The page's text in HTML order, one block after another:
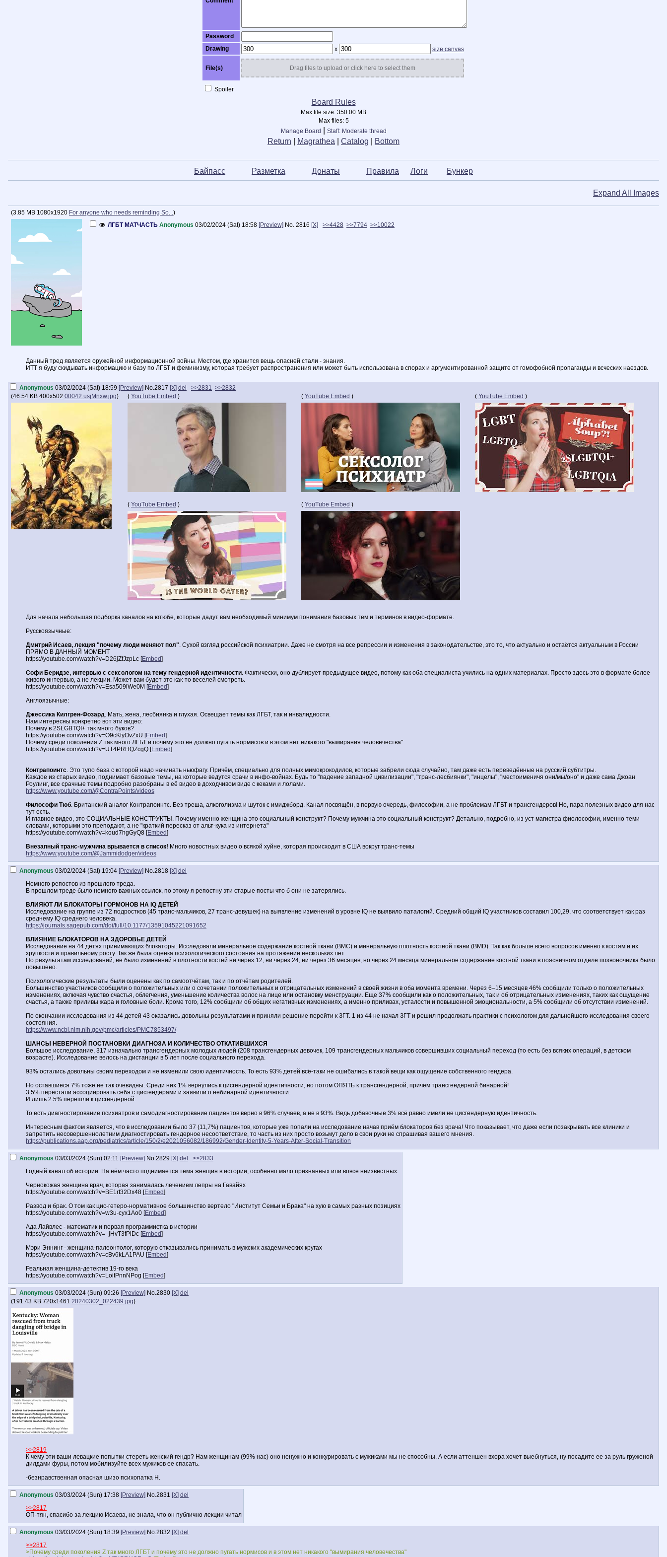
Password
Drawing
x size canvas
File(s) Drag files to upload or click here to select them
Spoiler
Board Rules
Max file size: 350.00 MB
Max files: 5
Manage Board
Staff: Moderate thread
Return Magrathea Catalog Bottom
Байпасс Разметка Донаты Правила Логи Бункер
Expand All Images
(3.85 MB 1080x1920 For anyone who needs reminding So...)
ЛГБТ МАТЧАСТЬ Anonymous 03/02/2024 (Sat) 18:58 [Preview] No. 2816 [X] >>4428 >>7794 >>10022
Данный тред является оружейной информационной войны. Местом, где хранится вещь опасней стали - знания.
ИТТ я буду скидывать информацию и базу по ЛГБТ и феминизму, которая требует распространения или может быть использована в спорах и аргументированной защите от гомофобной пропаганды и всческих наездов.
Anonymous 03/02/2024 (Sat) 18:59 [Preview] No.2817 [X] del >>2831 >>2832
(46.54 KB 400x502 00042.usjMnxw.jpg) ( YouTube Embed ) ( YouTube Embed ) ( YouTube Embed )
( YouTube Embed ) ( YouTube Embed )
Для начала небольшая подборка каналов на ютюбе, которые дадут вам необходимый минимум понимания базовых тем и терминов в видео-формате.
Русскоязычные:
Дмитрий Исаев, лекция "почему люди меняют пол". Сухой взгляд российской психиатрии. Даже не смотря на все репрессии и изменения в законодательстве, это то, что актуально и остаётся актуальным в России
ПРЯМО В ДАННЫЙ МОМЕНТ
https://youtube.com/watch?v=D26jZfJzpLc [Embed]
Софи Беридзе, интервью с сексологом на тему гендерной идентичности. Фактически, оно дублирует предыдущее видео, потому как оба специалиста учились на одних материалах. Просто здесь это в формате более
живого интервью, а не лекции. Может вам будет это как-то веселей смотреть.
https://youtube.com/watch?v=Esa509lWe0M [Embed]
Англоязычные:
Джессика Килгрен-Фозард. Мать, жена, лесбиянка и глухая. Освещает темы как ЛГБТ, так и инвалидности.
Нам интересны конкретно вот эти видео:
Почему в 2SLGBTQI+ так много буков?
https://youtube.com/watch?v=O9cKtyOvZxU [Embed]
Почему среди поколения Z так много ЛГБТ и почему это не должно пугать нормисов и в этом нет никакого "вымирания человечества"
https://youtube.com/watch?v=UT4PRHQZcgQ [Embed]
Контрапоинтс. Это тупо база с которой надо начинать ньюфагу. Причём, специально для полных мимокрокодилов, которые забрели сюда случайно, там даже есть переведённые на русский субтитры.
Каждое из старых видео, поднимает базовые темы, на которые ведутся срачи в инфо-войнах. Будь то "падение западной цивилизации", "транс-лесбиянки", "инцелы", "местоименичя они/мы/оно" и даже сама Джоан
Роулинг, все срачные темы подробно разобраны в её видео в доходчивом виде с кеками и лолами.
https://www.youtube.com/@ContraPoints/videos
Философи Тюб. Британский аналог Контрапоинтс. Без треша, алкоголизма и шуток с имиджборд. Канал посвящён, в первую очередь, философии, а не проблемам ЛГБТ и трансгендеров! Но, пара полезных видео для нас
тут есть.
И главное видео, это СОЦИАЛЬНЫЕ КОНСТРУКТЫ. Почему именно женщина это социальный конструкт? Почему мужчина это социальный конструкт? Детально, подробно, из уст магистра фиолософии, именно теми
словами, которыми это преподают, а не "краткий пересказ от альт-кука из интернета"
https://youtube.com/watch?v=koud7hgGyQ8 [Embed]
Внезапный транс-мужчина врывается в список! Много новостных видео о всякой хуйне, которая происходит в США вокруг транс-темы
https://www.youtube.com/@Jammidodger/videos
Anonymous 03/02/2024 (Sat) 19:04 [Preview] No.2818 [X] del
Немного репостов из прошлого треда.
В прошлом треде было немного важных ссылок, по этому я репостну эти старые посты что б они не затерялись.
ВЛИЯЮТ ЛИ БЛОКАТОРЫ ГОРМОНОВ НА IQ ДЕТЕЙ
Исследование на группе из 72 подростков (45 транс-мальчиков, 27 транс-девушек) на выявление изменений в уровне IQ не выявило паталогий. Средний общий IQ участников составил 100,29, что соответствует как раз
среднему IQ среднего человека.
https://journals.sagepub.com/doi/full/10.1177/13591045221091652
ВЛИЯНИЕ БЛОКАТОРОВ НА ЗДОРОВЬЕ ДЕТЕЙ
Исследование на 44 детях принимающих блокаторы. Исследовали минеральное содержание костной ткани (BMC) и минеральную плотность костной ткани (BMD). Так как больше всего вопросов именно к костям и их
хрупкости и правильному росту. Так же была оценка психологического состояния на протяжении нескольких лет.
По результатам исследований, не было изменений в плотности костей ни через 12, ни через 24, ни через 36 месяцев, но через 24 месяца минеральное содержание костной ткани в поясничном отделе позвоночника было
повышено.
Психологические результаты были оценены как по самоотчётам, так и по отчётам родителей.
Большинство участников сообщили о положительных или о сочетании положительных и отрицательных изменений в своей жизни в оба момента времени. Через 6–15 месяцев 46% сообщили только о положительных
изменениях, включая чувство счастья, облегчения, уменьшение количества волос на лице или остановку менструации. Еще 37% сообщили как о положительных, так и об отрицательных изменениях, таких как ощущение
счастья, а также приливы жара и головные боли. Кроме того, 12% сообщили об общих негативных изменениях, а именно приливах, усталости и повышенной эмоциональности, а 5% сообщили об отсутствии изменений.
По окончании исследования из 44 детей 43 оказались довольны результатами и приняли решение перейти к ЗГТ. 1 из 44 не начал ЗГТ и решил продолжать практики с психологом для дальнейшего исследования своего
состояния.
https://www.ncbi.nlm.nih.gov/pmc/articles/PMC7853497/
ШАНСЫ НЕВЕРНОЙ ПОСТАНОВКИ ДИАГНОЗА И КОЛИЧЕСТВО ОТКАТИВШИХСЯ
Большое исследование, 317 изначально трансгендерных молодых людей (208 трансгендерных девочек, 109 трансгендерных мальчиков совершивших социальный переход (то есть без всяких операций, в детском
возрасте). Исследование велось на дистанции в 5 лет после социального перехода.
93% остались довольны своим переходом и не изменили свою идентичность. То есть 93% детей всё-таки не ошибались в такой вещи как ощущение собственного гендера.
Но оставшиеся 7% тоже не так очевидны. Среди них 1% вернулись к цисгендерной идентичности, но потом ОПЯТЬ к трансгендерной, причём трансгендерной бинарной!
3.5% перестали ассоциировать себя с цисгендерами и заявили о небинарной идентичности.
И лишь 2.5% перешли к цисгендерной.
То есть диагностирование психиатров и самодиагностирование пациентов верно в 96% случаев, а не в 93%. Ведь добавочные 3% всё равно имели не цисгендерную идентичность.
Интересным фактом является, что в исследовании было 37 (11,7%) пациентов, которые уже попали на исследование начав приём блокаторов без врача! Что показывает, что даже если позакрывать все клиники и
запретить несовершеннолетним диагностировать гендерное несоответствие, то часть из них просто возьмут дело в свои руки не спрашивая вашего мнения.
https://publications.aap.org/pediatrics/article/150/2/e2021056082/186992/Gender-Identity-5-Years-After-Social-Transition
Anonymous 03/03/2024 (Sun) 02:11 [Preview] No.2829 [X] del
>>2833
Годный канал об истории. На нём часто поднимается тема женщин в истории, особенно мало признанных или вовсе неизвестных.
Чернокожая женщина врач, которая занималась лечением лепры на Гавайях
https://youtube.com/watch?v=BE1rf32Dx48 [Embed]
Развод и брак. О том как цис-гетеро-нормативное большинство вертело "Институт Семьи и Брака" на хую в самых разных позициях
https://youtube.com/watch?v=w3u-cyx1Ao0 [Embed]
Ада Лайвлес - математик и первая программистка в истории
https://youtube.com/watch?v=_jHvT3fPlDc [Embed]
Мэри Эннинг - женщина-палеонтолог, которую отказывались принимать в мужских академических кругах
https://youtube.com/watch?v=cBv6kLA1PAU [Embed]
Реальная женщина-детектив 19-го века
https://youtube.com/watch?v=LoitPnnNPog [Embed]
Anonymous 03/03/2024 (Sun) 09:26 [Preview] No.2830 [X] del
(191.43 KB 720x1461 20240302_022439.jpg)
>>2819
К чему эти ваши левацкие попытки стереть женский гендр? Нам женщинам (99% нас) оно ненужно и конкурировать с мужиками мы не способны. А если аттеншен вхора хочет выебнуться, ну посадите ее за руль груженой
дилдами фуры, потом мобилизуйте всех мужиков ее спасать.
-безнравственная опасная шизо психопатка Н.
Anonymous 03/03/2024 (Sun) 17:38 [Preview] No.2831 [X] del
>>2817
ОП-тян, спасибо за лекцию Исаева, не знала, что он публично лекции читал
Anonymous 03/03/2024 (Sun) 18:39 [Preview] No.2832 [X] del
>>2817
>Почему среди поколения Z так много ЛГБТ и почему это не должно пугать нормисов и в этом нет никакого "вымирания человечества"